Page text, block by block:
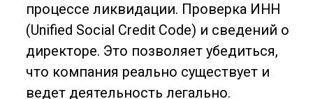
Выездная проверка (при
необходимости)
: Фото- и видеоотчет с
производства. Наши представители
могут посетить завод или офис
поставщика в Китае, чтобы убедиться в
его реальных мощностях. Встреча с